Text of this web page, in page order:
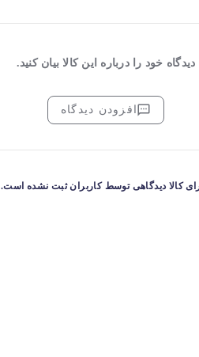
دیدگاه خود را درباره این کالا بیان کنید.
افزودن دیدگاه
کالا دیدگاهی توسط کاربران ثبت نشده است.